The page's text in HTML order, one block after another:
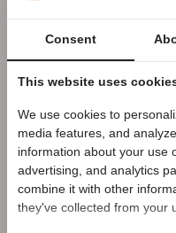
Voor meer
opnemen via
Of per Email :
prachtige showroom.
Openingstijden :
Maandag: Gesloten
Dinsdag: 09:00 tot
Speciale
Benieuwd naar de
0107900130
Consent
This website uses
We use cookies to
media features, and
information about your use
advertising, and analytics
combine it with other
they've collected from your